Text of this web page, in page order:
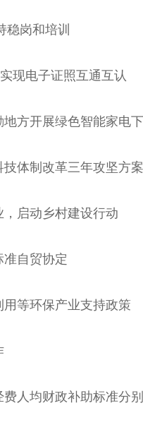
稳岗和培训
现电子证照互通互认
方开展绿色智能家电
体制改革三年攻坚方案
启动乡村建设行动
自贸协定
等环保产业支持政策
人均财政补助标准分